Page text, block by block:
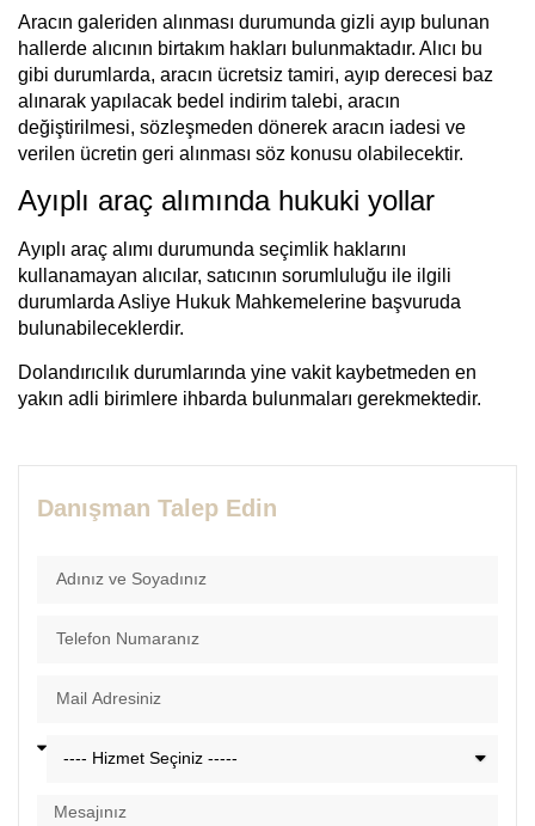
Aracın galeriden alınması durumunda gizli ayıp bulunan
hallerde alıcının birtakım hakları bulunmaktadır. Alıcı bu
gibi durumlarda, aracın ücretsiz tamiri, ayıp derecesi baz
alınarak yapılacak bedel indirim talebi, aracın
değiştirilmesi, sözleşmeden dönerek aracın iadesi ve
verilen ücretin geri alınması söz konusu olabilecektir.
Ayıplı araç alımında hukuki yollar
Ayıplı araç alımı durumunda seçimlik haklarını
kullanamayan alıcılar, satıcının sorumluluğu ile ilgili
durumlarda Asliye Hukuk Mahkemelerine başvuruda
bulunabileceklerdir.
Dolandırıcılık durumlarında yine vakit kaybetmeden en
yakın adli birimlere ihbarda bulunmaları gerekmektedir.
Danışman Talep Edin